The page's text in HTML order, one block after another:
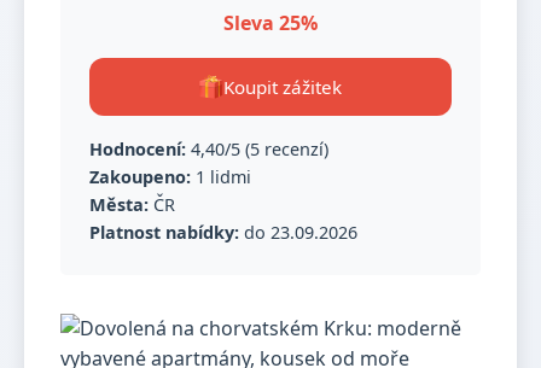
Sleva 25%
Koupit zážitek
Hodnocení: 4,40/5 (5 recenzí)
Zakoupeno: 1 lidmi
Města: ČR
Platnost nabídky: do 23.09.2026